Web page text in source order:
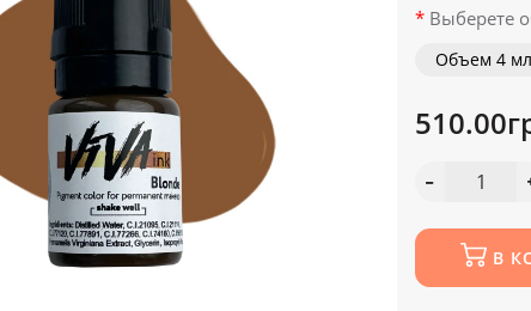
Выберете
Объем 4 мл
В